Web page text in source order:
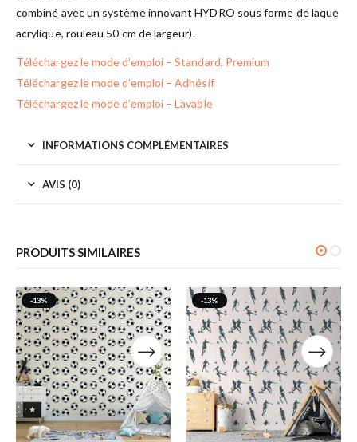
combiné avec un système innovant HYDRO sous forme de laque
acrylique, rouleau 50 cm de largeur).
Téléchargez le mode d’emploi – Standard, Premium
Téléchargez le mode d’emploi – Adhésif
Téléchargez le mode d’emploi – Lavable
INFORMATIONS COMPLÉMENTAIRES
AVIS (0)
PRODUITS SIMILAIRES
-13% -13%